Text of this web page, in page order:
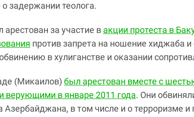
задержании теолога.
за участие в акции протеста в
против запрета на ношение хиджаба
в хулиганстве и оказании
(Микаилов) был арестован вместе с
верующими в январе 2011 года. Они
Азербайджана, в том числе и о терроризме и